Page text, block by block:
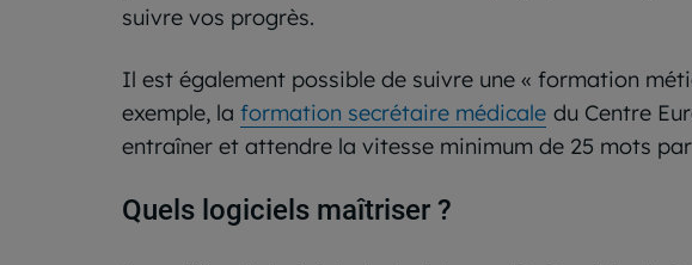
suivre vos progrès.
Il est également possible de suivre une « formation
exemple, la formation secrétaire médicale du Centre
entraîner et attendre la vitesse minimum de 25 mots
Quels logiciels maîtriser ?